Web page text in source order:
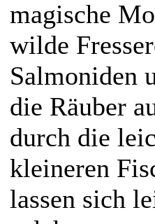
magische
wilde
Salmoniden
die Räuber
durch die
kleineren
lassen sich